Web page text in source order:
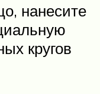
нанесите
кругов